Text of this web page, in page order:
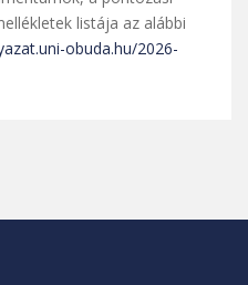
listája az alábbi
obuda.hu/2026-